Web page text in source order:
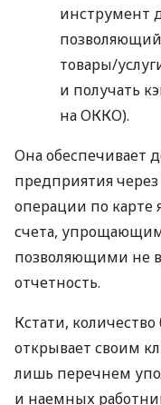
инструмент
позволяющий
товары/
и получать
на ОККО).
Она обеспечивает
предприятия
операции по карте
счета,
позволяющими не
отчетность.
Кстати,
открывает своим
лишь перечнем
и наемных